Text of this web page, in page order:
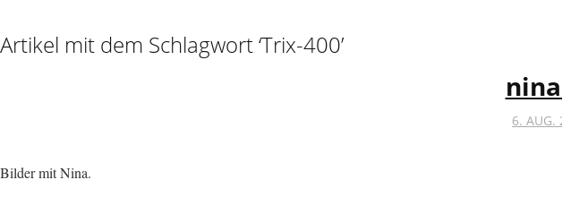
Artikel mit dem Schlagwort ‘Trix-400’
6. AUG.
Bilder mit Nina.